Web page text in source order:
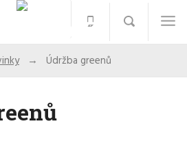
Údržba greenů